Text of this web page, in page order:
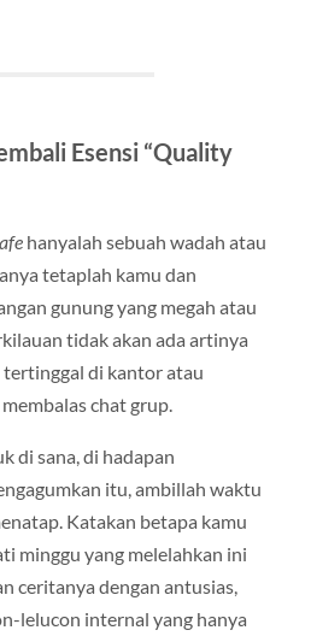
Esensi “Quality
hanyalah sebuah wadah atau
tetaplah kamu dan
gunung yang megah atau
tidak akan ada artinya
di kantor atau
chat grup.
di sana, di hadapan
itu, ambillah waktu
Katakan betapa kamu
minggu yang melelahkan ini
ceritanya dengan antusias,
lelucon internal yang hanya